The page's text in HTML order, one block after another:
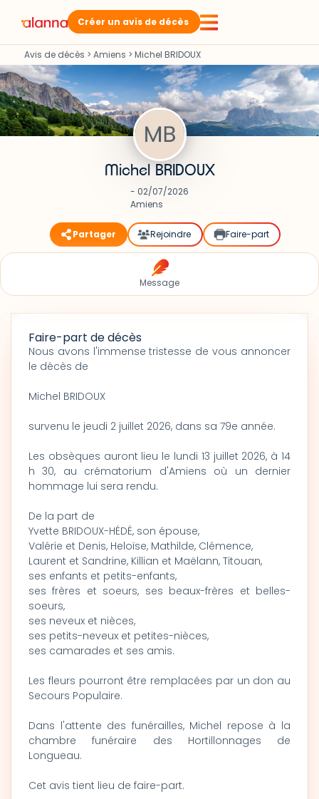
Créer un avis de décès
Avis de décès > Amiens > Michel BRIDOUX
Michel BRIDOUX
- 02/07/2026
Amiens
Partager Rejoindre Faire-part
Message
Faire-part de décès
Nous avons l'immense tristesse de vous annoncer
le décès de
Michel BRIDOUX
survenu le jeudi 2 juillet 2026, dans sa 79e année.
Les obsèques auront lieu le lundi 13 juillet 2026, à 14
h 30, au crématorium d'Amiens où un dernier
hommage lui sera rendu.
De la part de
Yvette BRIDOUX-HÉDÉ, son épouse,
Valérie et Denis, Heloïse, Mathilde, Clémence,
Laurent et Sandrine, Killian et Maëlann, Titouan,
ses enfants et petits-enfants,
ses frères et soeurs, ses beaux-frères et belles-
soeurs,
ses neveux et nièces,
ses petits-neveux et petites-nièces,
ses camarades et ses amis.
Les fleurs pourront être remplacées par un don au
Secours Populaire.
Dans l'attente des funérailles, Michel repose à la
chambre funéraire des Hortillonnages de
Longueau.
Cet avis tient lieu de faire-part.